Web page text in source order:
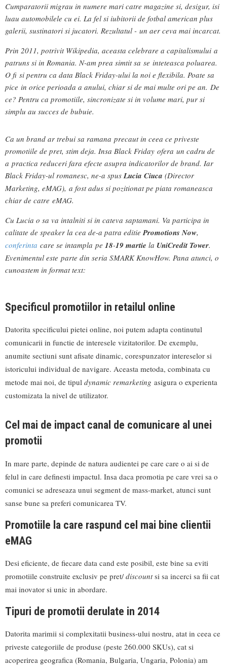
Cumparatorii migrau in numere mari catre magazine si, desigur, isi
luau automobilele cu ei. La fel si iubitorii de fotbal american plus
galerii, sustinatori si jucatori. Rezultatul - un aer ceva mai incarcat.
Prin 2011, potrivit Wikipedia, aceasta celebrare a capitalismului a
patruns si in Romania. N-am prea simtit sa se inteteasca poluarea.
O fi si pentru ca data Black Friday-ului la noi e flexibila. Poate sa
pice in orice perioada a anului, chiar si de mai multe ori pe an. De
ce? Pentru ca promotiile, sincronizate si in volume mari, pur si
simplu au succes de bubuie.
Ca un brand ar trebui sa ramana precaut in ceea ce priveste
promotiile de pret, stim deja. Insa Black Friday ofera un cadru de
a practica reduceri fara efecte asupra indicatorilor de brand. Iar
Black Friday-ul romanesc, ne-a spusLucia Ciuca (Director
Marketing, eMAG), a fost adus si pozitionat pe piata romaneasca
chiar de catre eMAG.
Cu Lucia o sa va intalniti si in cateva saptamani. Va participa in
calitate de speaker la cea de-a patra editiePromotions Now,
conferinta care se intampla pe 18-19 martie la UniCredit Tower.
Evenimentul este parte din seria SMARK KnowHow. Pana atunci, o
cunoastem in format text:
Specificul promotiilor in retailul online
Datorita specificului pietei online, noi putem adapta continutul
comunicarii in functie de interesele vizitatorilor. De exemplu,
anumite sectiuni sunt afisate dinamic, corespunzator intereselor si
istoricului individual de navigare. Aceasta metoda, combinata cu
metode mai noi, de tipul dynamic remarketing asigura o experienta
customizata la nivel de utilizator.
Cel mai de impact canal de comunicare al unei
promotii
In mare parte, depinde de natura audientei pe care care o ai si de
felul in care definesti impactul. Insa daca promotia pe care vrei sa o
comunici se adreseaza unui segment de mass-market, atunci sunt
sanse bune sa preferi comunicarea TV.
Promotiile la care raspund cel mai bine clientii
eMAG
Desi eficiente, de fiecare data cand este posibil, este bine sa eviti
promotiile construite exclusiv pe pret/discountsi sa incerci sa fii cat
mai inovator si unic in abordare.
Tipuri de promotii derulate in 2014
Datorita marimii si complexitatii business-ului nostru, atat in ceea ce
priveste categoriile de produse (peste 260.000 SKUs), cat si
acoperirea geografica (Romania, Bulgaria, Ungaria, Polonia) am